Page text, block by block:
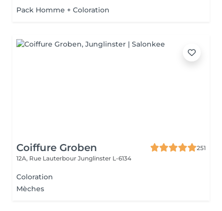
Pack Homme + Coloration
Coiffure Groben
251
12A, Rue Lauterbour Junglinster L-6134
Coloration
Mèches